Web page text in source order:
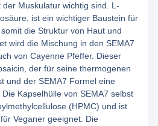
Muskulatur wichtig sind. L-
ist ein wichtiger Baustein für
die Struktur von Haut und
wird die Mischung in den SEMA7
von Cayenne Pfeffer. Dieser
der für seine thermogenen
und der SEMA7 Formel eine
Kapselhülle von SEMA7 selbst
(HPMC) und ist
Veganer geeignet. Die